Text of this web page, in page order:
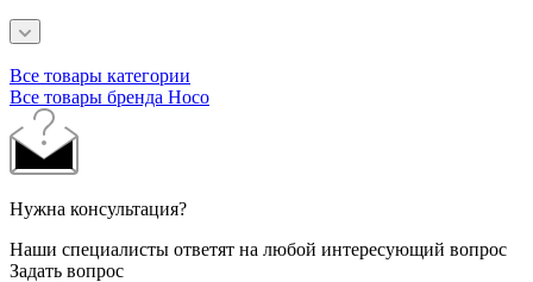
Все товары категории
Все товары бренда Hoco
Нужна консультация?
Наши специалисты ответят на любой интересующий вопрос
Задать вопрос